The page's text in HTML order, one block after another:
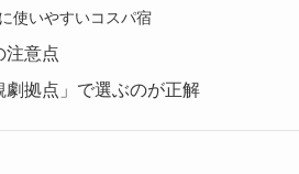
使いやすいコスパ宿
注意点
劇拠点」で選ぶのが正解